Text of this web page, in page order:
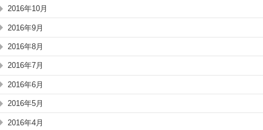
2016年10月
2016年9月
2016年8月
2016年7月
2016年6月
2016年5月
2016年4月